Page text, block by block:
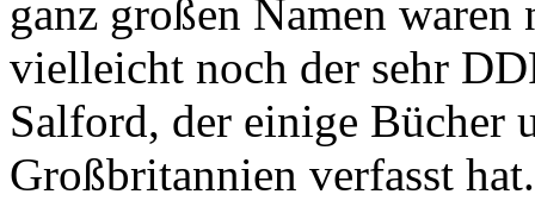
ganz großen Namen
vielleicht noch der sehr
Salford, der einige Bücher
Großbritannien verfasst